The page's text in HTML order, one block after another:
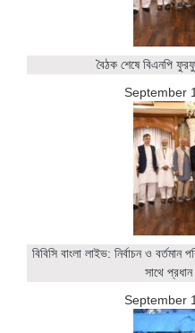
বৈঠক শেষে বিএনপি
September
বিবিসি বাংলা লাইভ: নির্বাচন ও
সাথে প্রধান
September